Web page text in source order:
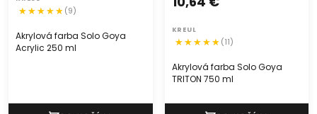
Akrylová farba Solo Goya
Acrylic 250 ml
(9)
Akrylová farba Solo Goya
TRITON 750 ml
KREUL
(11)